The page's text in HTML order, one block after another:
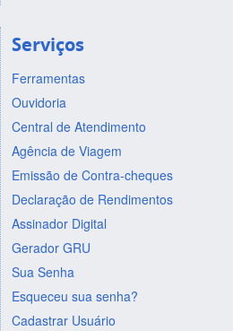
Serviços
Ferramentas
Ouvidoria
Central de Atendimento
Agência de Viagem
Emissão de Contra-cheques
Declaração de Rendimentos
Assinador Digital
Gerador GRU
Sua Senha
Esqueceu sua senha?
Cadastrar Usuário